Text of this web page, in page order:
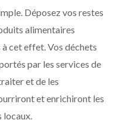
Déposez vos restes
alimentaires
cet effet. Vos déchets
par les services de
et de les
et enrichiront les
locaux.